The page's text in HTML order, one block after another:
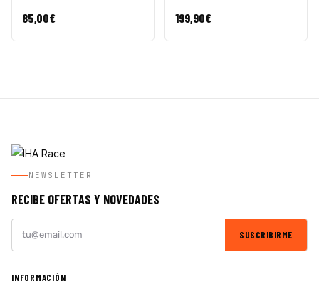
85,00€ 199,90€
NEWSLETTER
RECIBE OFERTAS Y NOVEDADES
SUSCRIBIRME
INFORMACIÓN